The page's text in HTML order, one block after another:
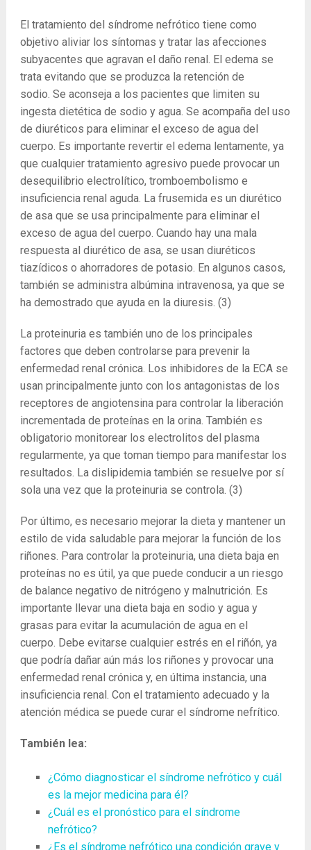
El tratamiento del síndrome nefrótico tiene como
objetivo aliviar los síntomas y tratar las afecciones
subyacentes que agravan el daño renal. El edema se
trata evitando que se produzca la retención de
sodio. Se aconseja a los pacientes que limiten su
ingesta dietética de sodio y agua. Se acompaña del uso
de diuréticos para eliminar el exceso de agua del
cuerpo. Es importante revertir el edema lentamente, ya
que cualquier tratamiento agresivo puede provocar un
desequilibrio electrolítico, tromboembolismo e
insuficiencia renal aguda. La frusemida es un diurético
de asa que se usa principalmente para eliminar el
exceso de agua del cuerpo. Cuando hay una mala
respuesta al diurético de asa, se usan diuréticos
tiazídicos o ahorradores de potasio. En algunos casos,
también se administra albúmina intravenosa, ya que se
ha demostrado que ayuda en la diuresis. (3)
La proteinuria es también uno de los principales
factores que deben controlarse para prevenir la
enfermedad renal crónica. Los inhibidores de la ECA se
usan principalmente junto con los antagonistas de los
receptores de angiotensina para controlar la liberación
incrementada de proteínas en la orina. También es
obligatorio monitorear los electrolitos del plasma
regularmente, ya que toman tiempo para manifestar los
resultados. La dislipidemia también se resuelve por sí
sola una vez que la proteinuria se controla. (3)
Por último, es necesario mejorar la dieta y mantener un
estilo de vida saludable para mejorar la función de los
riñones. Para controlar la proteinuria, una dieta baja en
proteínas no es útil, ya que puede conducir a un riesgo
de balance negativo de nitrógeno y malnutrición. Es
importante llevar una dieta baja en sodio y agua y
grasas para evitar la acumulación de agua en el
cuerpo. Debe evitarse cualquier estrés en el riñón, ya
que podría dañar aún más los riñones y provocar una
enfermedad renal crónica y, en última instancia, una
insuficiencia renal. Con el tratamiento adecuado y la
atención médica se puede curar el síndrome nefrítico.
También lea:
¿Cómo diagnosticar el síndrome nefrótico y cuál
es la mejor medicina para él?
¿Cuál es el pronóstico para el síndrome
nefrótico?
¿Es el síndrome nefrótico una condición grave y